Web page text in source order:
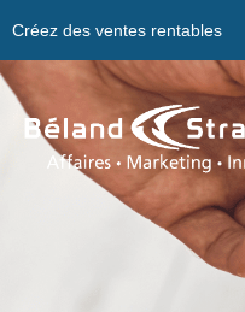
Créez des ventes rentables